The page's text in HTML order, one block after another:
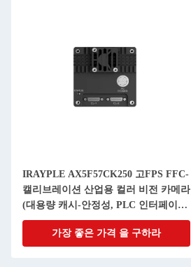
IRAYPLE AX5F57CK250 고FPS FFC-
캘리브레이션 산업용 컬러 비전 카메라
(대용량 캐시-안정성, PLC 인터페이
스)
가장 좋은 가격 을 구하라